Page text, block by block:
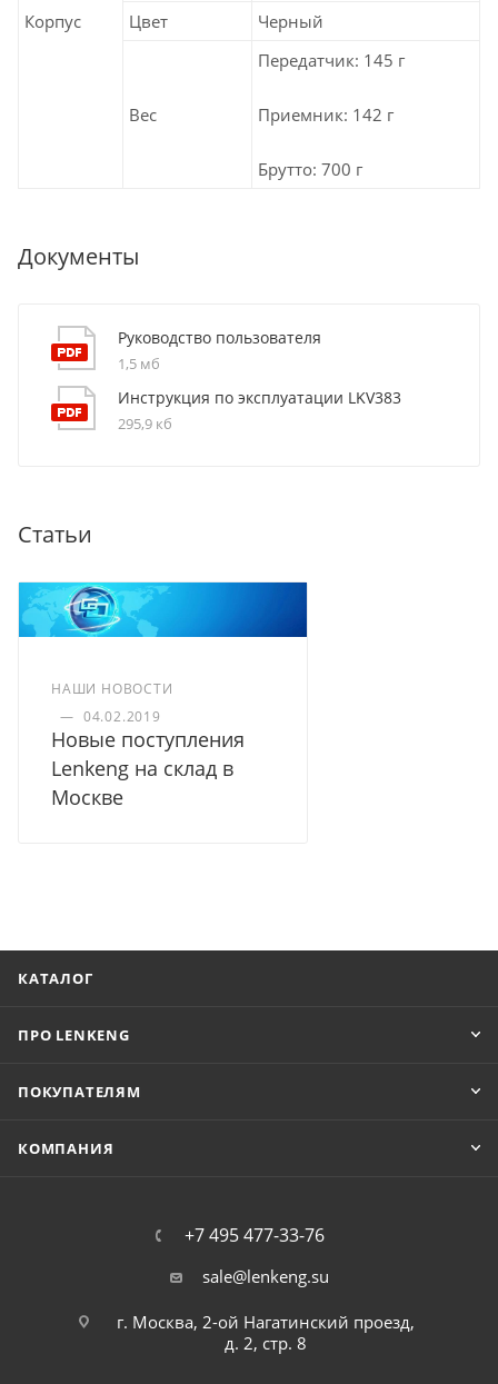
Корпус
Цвет
Черный
Вес
Передатчик: 145 г
Приемник: 142 г
Брутто: 700 г
Документы
Руководство пользователя
1,5 мб
Инструкция по эксплуатации LKV383
295,9 кб
Статьи
НАШИ НОВОСТИ
— 04.02.2019
Новые поступления
Lenkeng на склад в
Москве
КАТАЛОГ
ПРО LENKENG
ПОКУПАТЕЛЯМ
КОМПАНИЯ
+7 495 477-33-76
sale@lenkeng.su
г. Москва, 2-ой Нагатинский проезд,
д. 2, стр. 8